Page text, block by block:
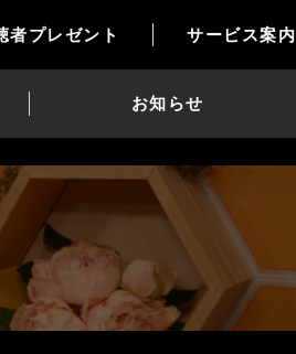
者プレゼント サービス案内
お知らせ